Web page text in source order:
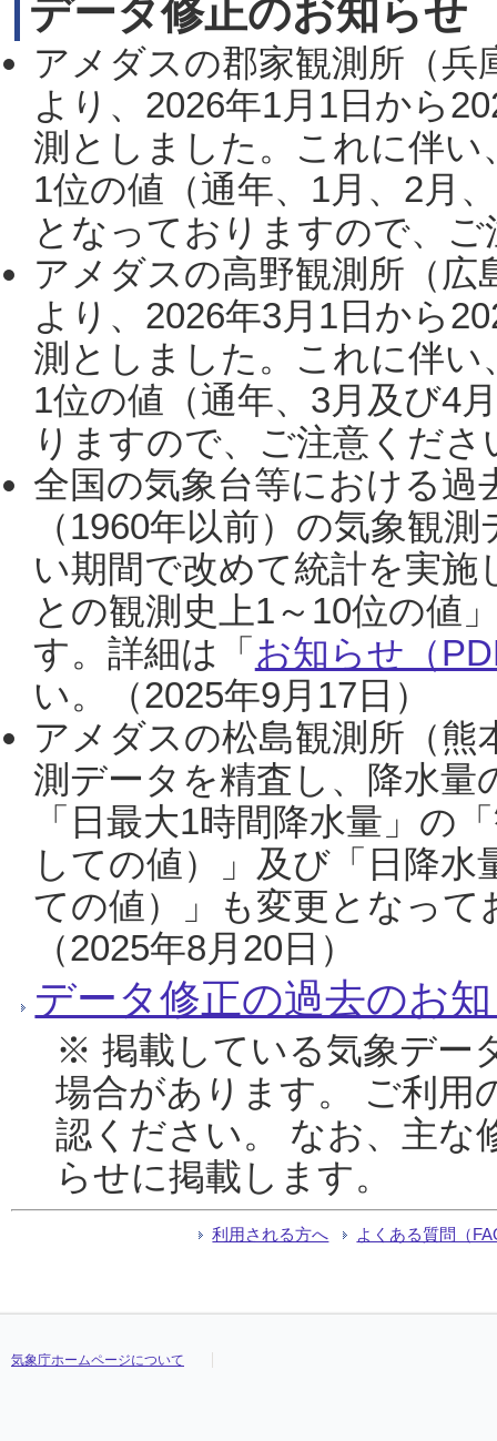
データ修正のお知らせ
アメダスの郡家観測所（
より、2026年1月1日から
測としました。これに伴い
1位の値（通年、1月、2月
となっておりますので、
アメダスの高野観測所（
より、2026年3月1日から
測としました。これに伴い
1位の値（通年、3月及び4
りますので、ご注意くだ
全国の気象台等における過
（1960年以前）の気象観
い期間で改めて統計を実
との観測史上1～10位の値
す。詳細は「 お知らせ（
い。（2025年9月17日）
アメダスの松島観測所（熊
測データを精査し、降水
「日最大1時間降水量」の
しての値）」及び「日降
ての値）」も変更となっ
（2025年8月20日）
データ修正の過去のお
※ 掲載している気象デー
場合があります。 ご利用
認ください。 なお、主な
らせに掲載します。
利用される方へ よくある質問（
気象庁ホームページについて